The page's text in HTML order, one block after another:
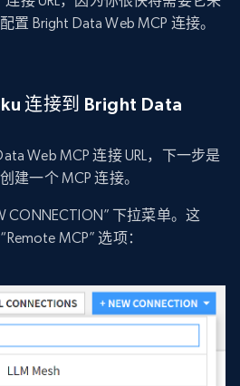
置 Bright Data Web MCP 连接。
连接到 Bright Data
Web MCP 连接 URL，下一步是
建一个 MCP 连接。
CONNECTION” 下拉菜单。这
MCP” 选项：